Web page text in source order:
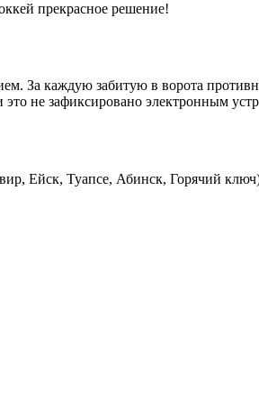
прекрасное решение!
За каждую забитую в ворота
не зафиксировано электронным
Ейск, Туапсе, Абинск, Горячий